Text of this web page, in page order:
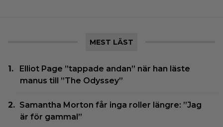
MEST LÄST
Elliot Page ”tappade andan” när han läste
manus till ”The Odyssey”
Samantha Morton får inga roller längre: ”Jag
är för gammal”